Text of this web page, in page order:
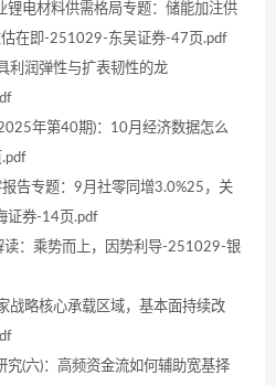
电材料供需格局专题：储能加注供
在即-251029-东吴证券-47页.pdf
利润弹性与扩表韧性的龙
年第40期)：10月经济数据怎么
告专题：9月社零同增3.0%25，关
证券-14页.pdf
读：乘势而上，因势利导-251029-银
战略核心承载区域，基本面持续改
(六)：高频资金流如何辅助宽基择